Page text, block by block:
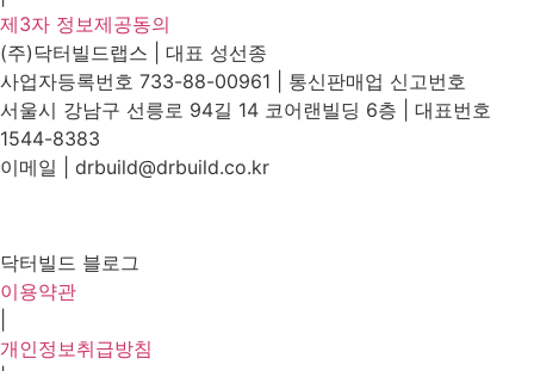
제3자 정보제공동의
(주)닥터빌드랩스 | 대표 성선종
사업자등록번호 733-88-00961 | 통신판매업 신고번호
서울시 강남구 선릉로 94길 14 코어랜빌딩 6층 | 대표번호
1544-8383
이메일 | drbuild@drbuild.co.kr
닥터빌드 블로그
이용약관
개인정보취급방침